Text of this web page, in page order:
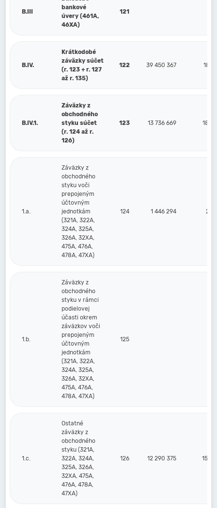
B.III
bankové
úvery (461A,
46XA)
121
B.IV.
Krátkodobé
záväzky súčet
(r. 123 + r. 127
až r. 135)
122 39 450 367 18
B.IV.1.
Záväzky z
obchodného
styku súčet
(r. 124 až r.
126)
123 13 736 669 18
1.a.
Záväzky z
obchodného
styku voči
prepojeným
účtovným
jednotkám
(321A, 322A,
324A, 325A,
326A, 32XA,
475A, 476A,
478A, 47XA)
124 1 446 294 2
1.b.
Záväzky z
obchodného
styku v rámci
podielovej
účasti okrem
záväzkov voči
prepojeným
účtovným
jednotkám
(321A, 322A,
324A, 325A,
326A, 32XA,
475A, 476A,
478A, 47XA)
125
1.c.
Ostatné
záväzky z
obchodného
styku (321A,
322A, 324A,
325A, 326A,
32XA, 475A,
476A, 478A,
47XA)
126 12 290 375 15